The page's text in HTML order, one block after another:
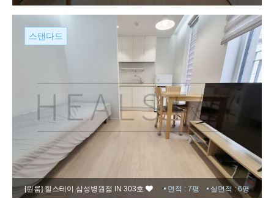
스탠다드
[원룸] 힐스테이 삼성병원점 IN 303호 면적 : 7평 실면적 : 6평